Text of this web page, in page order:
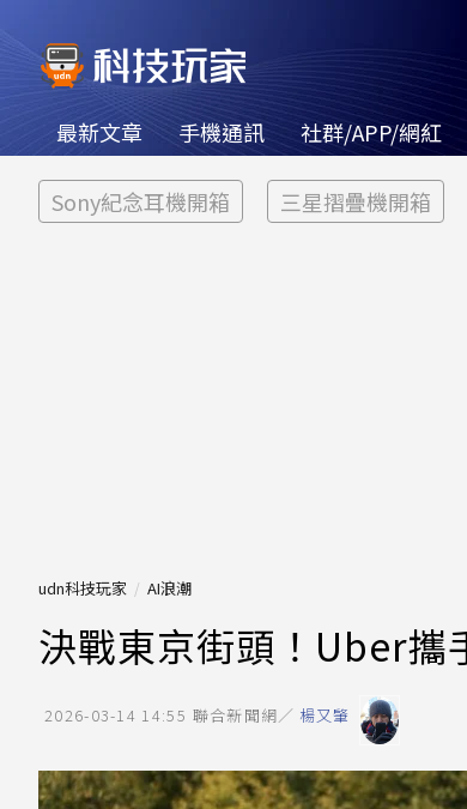
最新文章 手機通訊 社群/APP/網紅
Sony紀念耳機開箱 三星摺疊機開箱
udn科技玩家 AI浪潮
決戰東京街頭！Uber攜
2026-03-14 14:55 聯合新聞網／ 楊又肇